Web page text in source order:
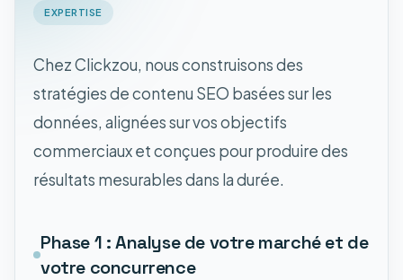
EXPERTISE
Chez Clickzou, nous construisons des
stratégies de contenu SEO basées sur les
données, alignées sur vos objectifs
commerciaux et conçues pour produire des
résultats mesurables dans la durée.
Phase 1 : Analyse de votre marché et de
votre concurrence